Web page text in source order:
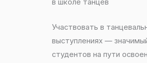
в школе танцев
Участвовать в
выступлениях —
студентов на пути